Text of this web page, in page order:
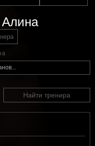
Найти тренира